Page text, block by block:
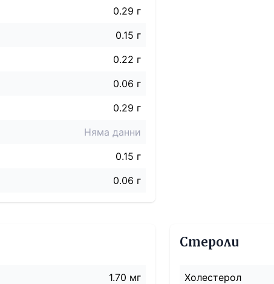
0.29 г
0.15 г
0.22 г
0.06 г
0.29 г
Няма данни
0.15 г
0.06 г
1.70 мг
Стероли
Холестерол